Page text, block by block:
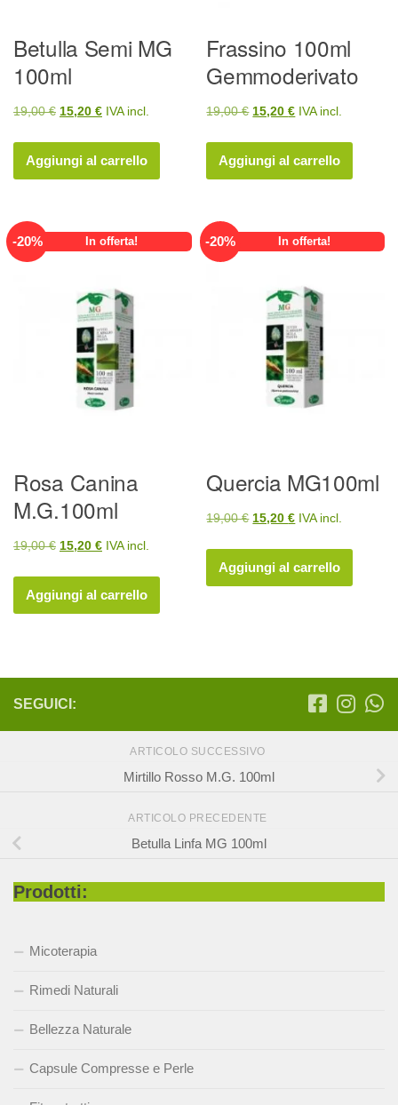
Betulla Semi MG
100ml
19,00€ Il
originale
era:
15,20 €Il
attuale
è:
IVA incl.
Aggiungi al carrello
Frassino 100ml
Gemmoderivato
19,00€ Il
originale
era:
15,20€Il
attuale
è:
IVA incl.
Aggiungi al carrello
-20% In offerta!
Rosa Canina
M.G.100ml
19,00€ Il
originale
era:
15,20 €Il
attuale
è:
IVA incl.
Aggiungi al carrello
-20% In offerta!
Quercia MG100ml
19,00€ Il
originale
era:
15,20€Il
attuale
è:
IVA incl.
Aggiungi al carrello
SEGUICI:
ARTICOLO SUCCESSIVO
Mirtillo Rosso M.G. 100ml
ARTICOLO PRECEDENTE
Betulla Linfa MG 100ml
Prodotti:
Micoterapia
Rimedi Naturali
Bellezza Naturale
Capsule Compresse e Perle